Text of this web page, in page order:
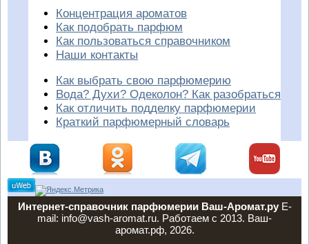
Концентрация ароматов
Как подобрать парфюм
Как пользоваться справочником
Наши контакты
Как выбрать свою парфюмерию
Вода? Духи? Одеколон? Как разобраться
Как отличить подделку парфюмерии
Краткий парфюмерный словарь
Интернет-справочник парфюмерии Ваш-Аромат.руE-
mail: info@vash-aromat.ru. Работаем с 2013. Ваш-
аромат.рф, 2026.